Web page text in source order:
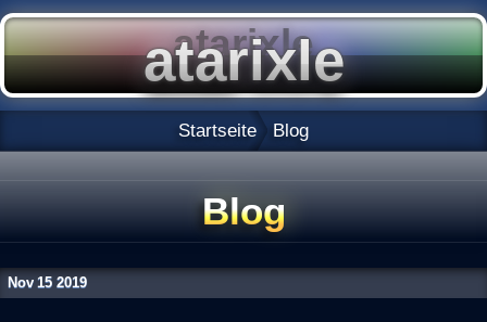
Startseite Blog
Blog
Nov 15 2019